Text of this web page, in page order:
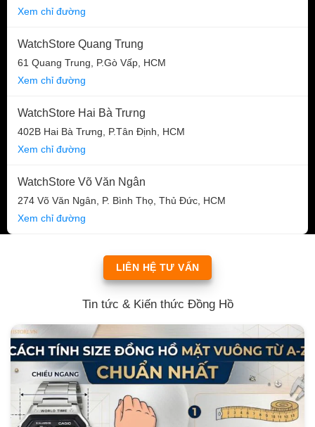
Xem chỉ đường
WatchStore Quang Trung
61 Quang Trung, P.Gò Vấp, HCM
Xem chỉ đường
WatchStore Hai Bà Trưng
402B Hai Bà Trưng, P.Tân Định, HCM
Xem chỉ đường
WatchStore Võ Văn Ngân
274 Võ Văn Ngân, P. Bình Thọ, Thủ Đức, HCM
Xem chỉ đường
LIÊN HỆ TƯ VẤN
Tin tức & Kiến thức Đồng Hồ